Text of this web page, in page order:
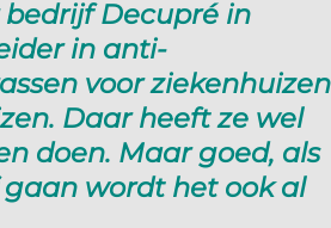
Decupré in
in anti-
voor ziekenhuizen
Daar heeft ze wel
doen. Maar goed, als
wordt het ook al